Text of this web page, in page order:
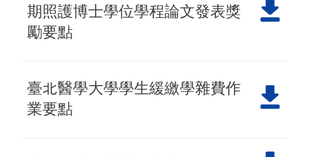
期照護博士學位學程論文發表獎
勵要點
臺北醫學大學學生緩繳學雜費作
業要點